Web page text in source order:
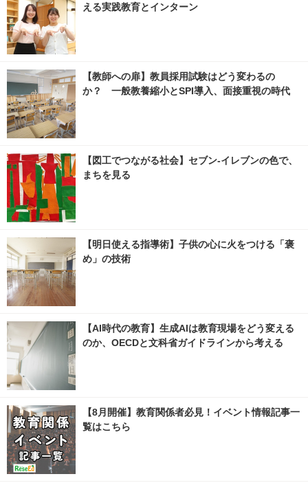
える実践教育とインターン
【教師への扉】教員採用試験はどう変わるの
か？ 一般教養縮小とSPI導入、面接重視の時代
【図工でつながる社会】セブン‐イレブンの色で、
まちを見る
【明日使える指導術】子供の心に火をつける「褒
め」の技術
【AI時代の教育】生成AIは教育現場をどう変える
のか、OECDと文科省ガイドラインから考える
【8月開催】教育関係者必見！イベント情報記事一
覧はこちら